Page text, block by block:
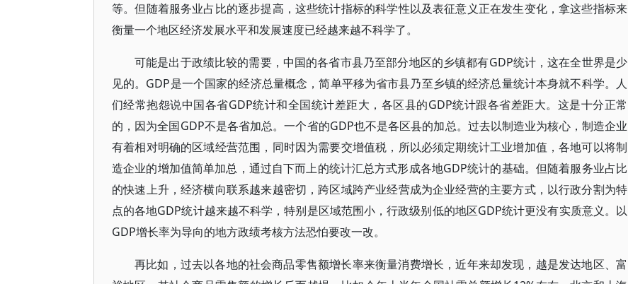
等。但随着服务业占比的逐步提高，这些统计指标的科学性以及表征意义正在发生变化，拿这些指标来
衡量一个地区经济发展水平和发展速度已经越来越不科学了。
可能是出于政绩比较的需要，中国的各省市县乃至部分地区的乡镇都有GDP统计，这在全世界是少
见的。GDP是一个国家的经济总量概念，简单平移为省市县乃至乡镇的经济总量统计本身就不科学。人
们经常抱怨说中国各省GDP统计和全国统计差距大，各区县的GDP统计跟各省差距大。这是十分正常
的，因为全国GDP不是各省加总。一个省的GDP也不是各区县的加总。过去以制造业为核心，制造企业
有着相对明确的区域经营范围，同时因为需要交增值税，所以必须定期统计工业增加值，各地可以将制
造企业的增加值简单加总，通过自下而上的统计汇总方式形成各地GDP统计的基础。但随着服务业占比
的快速上升，经济横向联系越来越密切，跨区域跨产业经营成为企业经营的主要方式，以行政分割为特
点的各地GDP统计越来越不科学，特别是区域范围小，行政级别低的地区GDP统计更没有实质意义。以
GDP增长率为导向的地方政绩考核方法恐怕要改一改。
再比如，过去以各地的社会商品零售额增长率来衡量消费增长，近年来却发现，越是发达地区、富